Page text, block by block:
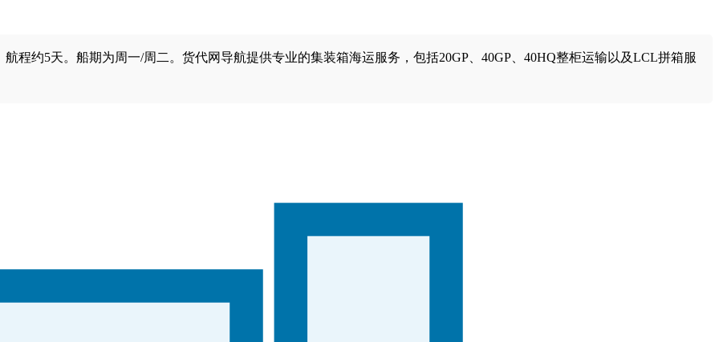
程约5天。船期为周一/周二。货代网导航提供专业的集装箱海运服务，包括20GP、40GP、40HQ整柜运输以及LCL拼箱服